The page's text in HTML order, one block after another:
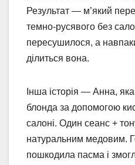
Результат — м’який
темно-русявого без
пересушилося, а
ділиться вона.
Інша історія — Анна,
блонда за допомогою
салоні. Один сеанс +
натуральним медовим.
пошкодила пасма і